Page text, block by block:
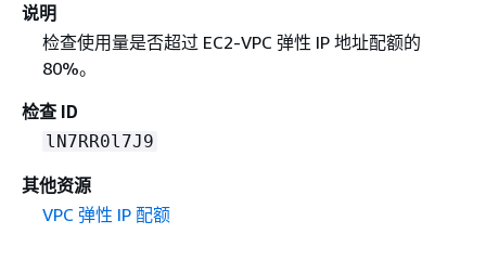
说明
检查使用量是否超过 EC2-VPC 弹性 IP 地址配额的
80%。
检查 ID
lN7RR0l7J9
其他资源
VPC 弹性 IP 配额